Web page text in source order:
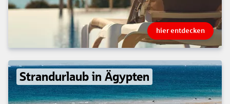
hier entdecken
Strandurlaub in Ägypten